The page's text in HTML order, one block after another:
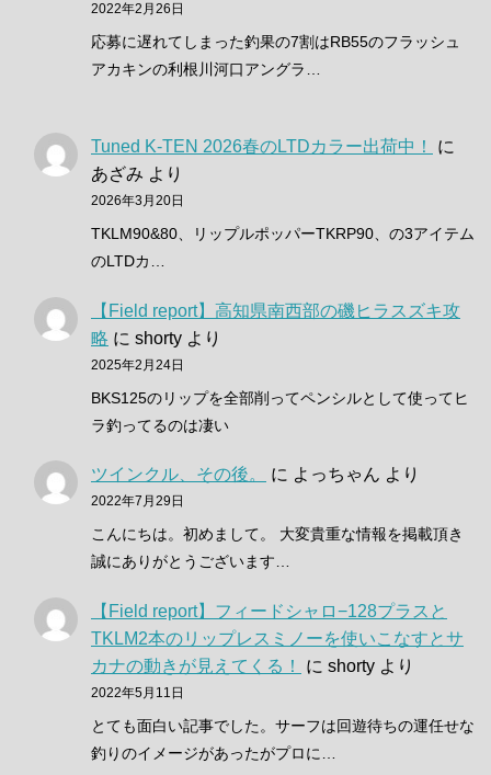
2022年2月26日
応募に遅れてしまった釣果の7割はRB55のフラッシュ
アカキンの利根川河口アングラ…
Tuned K-TEN 2026春のLTDカラー出荷中！
に
あざみ より
2026年3月20日
TKLM90&80、リップルポッパーTKRP90、の3アイテム
のLTDカ…
【Field report】高知県南西部の磯ヒラスズキ攻
略 に shorty より
2025年2月24日
BKS125のリップを全部削ってペンシルとして使ってヒ
ラ釣ってるのは凄い
ツインクル、その後。 に よっちゃん より
2022年7月29日
こんにちは。初めまして。 大変貴重な情報を掲載頂き
誠にありがとうございます…
【Field report】フィードシャロ−128プラスと
TKLM2本のリップレスミノーを使いこなすとサ
カナの動きが見えてくる！
に shorty より
2022年5月11日
とても面白い記事でした。サーフは回遊待ちの運任せな
釣りのイメージがあったがプロに…